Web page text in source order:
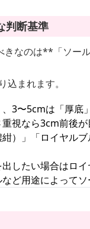
判断基準
きなのは**「ソー
まれます。
3〜5cmは「厚底
視なら3cm前後が
）」「ロイヤル
したい場合はロイ
ど用途によって